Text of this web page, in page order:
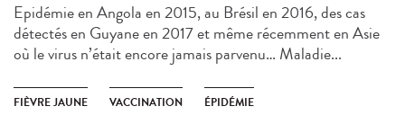
Epidémie en Angola en 2015, au Brésil en 2016, des cas
détectés en Guyane en 2017 et même récemment en Asie
où le virus n’était encore jamais parvenu… Maladie...
FIÈVRE JAUNE VACCINATION ÉPIDÉMIE